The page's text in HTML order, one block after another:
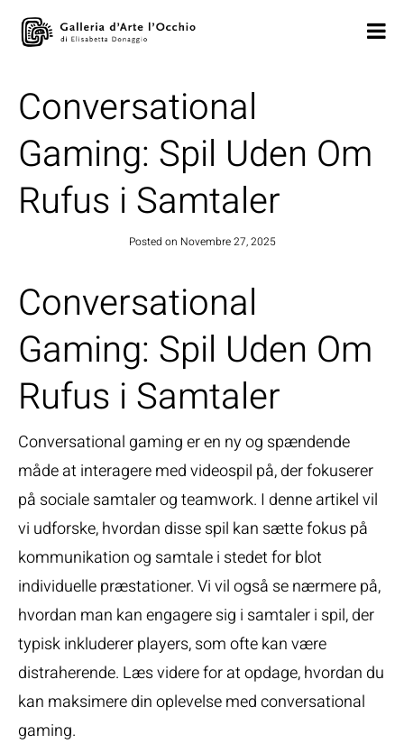
Conversational
Gaming: Spil Uden Om
Rufus i Samtaler
Posted on Novembre 27, 2025
Conversational
Gaming: Spil Uden Om
Rufus i Samtaler
Conversational gaming er en ny og spændende
måde at interagere med videospil på, der fokuserer
på sociale samtaler og teamwork. I denne artikel vil
vi udforske, hvordan disse spil kan sætte fokus på
kommunikation og samtale i stedet for blot
individuelle præstationer. Vi vil også se nærmere på,
hvordan man kan engagere sig i samtaler i spil, der
typisk inkluderer players, som ofte kan være
distraherende. Læs videre for at opdage, hvordan du
kan maksimere din oplevelse med conversational
gaming.